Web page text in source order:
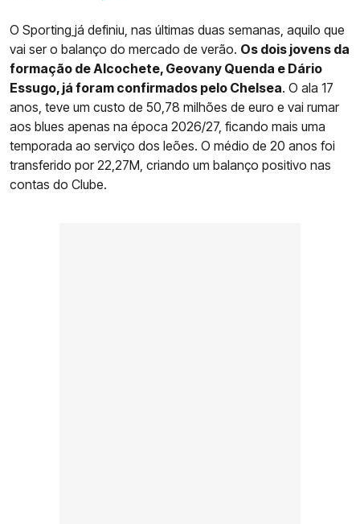
O Sporting já definiu, nas últimas duas semanas, aquilo que
vai ser o balanço do mercado de verão. Os dois jovens da
formação de Alcochete, Geovany Quenda e Dário
Essugo, já foram confirmados pelo Chelsea. O ala 17
anos, teve um custo de 50,78 milhões de euro e vai rumar
aos blues apenas na época 2026/27, ficando mais uma
temporada ao serviço dos leões. O médio de 20 anos foi
transferido por 22,27M, criando um balanço positivo nas
contas do Clube.